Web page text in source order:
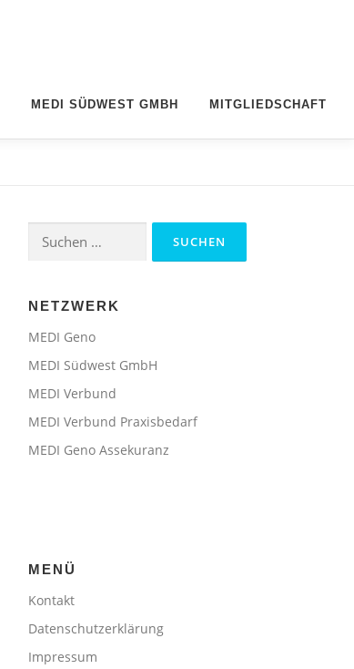
MEDI SÜDWEST GMBH MITGLIEDSCHAFT
nach:
NETZWERK
MEDI Geno
MEDI Südwest GmbH
MEDI Verbund
MEDI Verbund Praxisbedarf
MEDI Geno Assekuranz
MENÜ
Kontakt
Datenschutzerklärung
Impressum